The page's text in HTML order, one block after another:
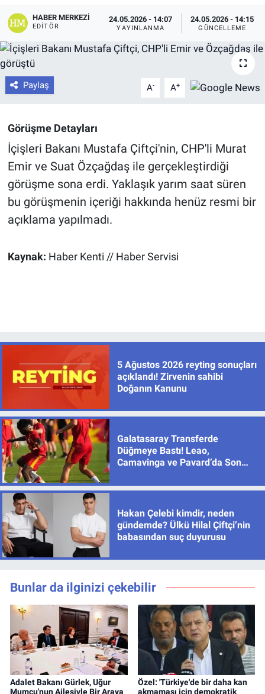
HABER MERKEZI
EDITÖR
24.05.2026 - 14:07
YAYINLANMA
24.05.2026 - 14:15
GÜNCELLEME
Paylaş A- A+
Görüşme Detayları
İçişleri Bakanı Mustafa Çiftçi'nin, CHP'li Murat
Emir ve Suat Özçağdaş ile gerçekleştirdiği
görüşme sona erdi. Yaklaşık yarım saat süren
bu görüşmenin içeriği hakkında henüz resmi bir
açıklama yapılmadı.
Kaynak: Haber Kenti // Haber Servisi
5 Ağustos 2026 reyting sonuçları
açıklandı! Zirvenin sahibi
Doğanın Kanunu
Galatasaray Transferde
Düğmeye Bastı! Leao,
Camavinga ve Pavard’da Son
Hakan Çelebi kimdir, neden
gündemde? Ülkü Hilal Çiftçi’nin
babasından suç duyurusu
Bunlar da ilginizi çekebilir
Adalet Bakanı Gürlek, Uğur
Mumcu'nun Ailesiyle Bir Araya
Özel: 'Türkiye'de bir daha kan
akmaması için demokratik